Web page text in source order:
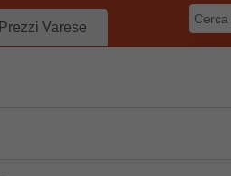
Prezzi Varese